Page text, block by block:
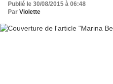
Publié le 30/08/2015 à 06:48
Par Violette